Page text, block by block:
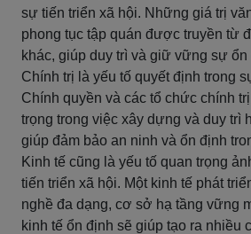
sự tiến triển xã hội. Những giá trị
phong tục tập quán được truyền từ
khác, giúp duy trì và giữ vững sự ổn
Chính trị là yếu tố quyết định trong
Chính quyền và các tổ chức chính
trọng trong việc xây dựng và duy trì
giúp đảm bảo an ninh và ổn định
Kinh tế cũng là yếu tố quan trọng
tiến triển xã hội. Một kinh tế phát
nghề đa dạng, cơ sở hạ tầng vững
kinh tế ổn định sẽ giúp tạo ra nhiều